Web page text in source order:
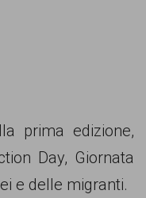
prima edizione,
Day, Giornata
e delle migranti.